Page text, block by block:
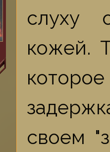
слуху
кожей.
своем